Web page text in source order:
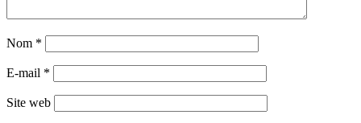
Nom *
E-mail *
Site web